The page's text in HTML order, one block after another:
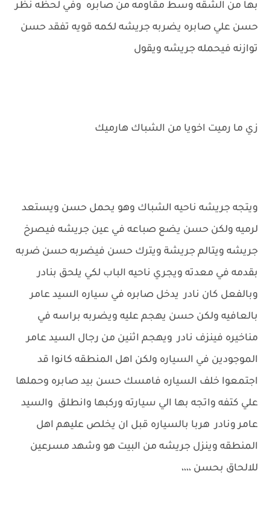
بها من الشقه وسط مقاومه من صابره وفي لحظه نظر
حسن علي صابره يضربه جريشه لكمه قويه تفقد حسن
توازنه فيحمله جريشه ويقول
زي ما رميت اخويا من الشباك هارميك
ويتجه جريشه ناحيه الشباك وهو يحمل حسن ويستعد
لرميه ولكن حسن يضع صباعه في عين جريشه فيصرخ
جريشه ويتالم جريشة ويترك حسن فيضربه حسن ضربه
بقدمه في معدته ويجري ناحيه الباب لكي يلحق بنادر
وبالفعل كان نادر يدخل صابره في سياره السيد عامر
بالعافيه ولكن حسن يهجم عليه ويضربه براسه في
مناخيره فينزف نادر ويهجم اثنين من رجال السيد عامر
الموجودين في السياره ولكن اهل المنطقه كانوا قد
اجتمعوا خلف السياره فامسك حسن بيد صابره وحملها
علي كتفه واتجه بها الي سيارته وركبها وانطلق والسيد
عامر ونادر هربا بالسياره قبل ان يخلص عليهم اهل
المنطقه وينزل جريشه من البيت هو وشهد مسرعين
للالحاق بحسن ،،،،